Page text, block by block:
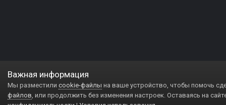
Важная информация
Мы разместили cookie-файлы на ваше устройство, чтобы помочь
файлов, или продолжить без изменения настроек. Оставаясь на